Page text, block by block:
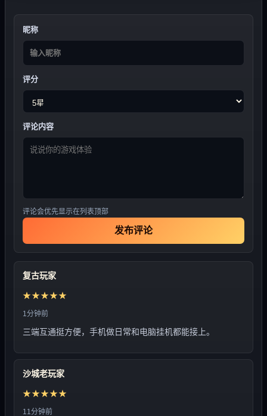
昵称
评分
评论内容
评论会优先显示在列表顶部
发布评论
复古玩家
★★★★★
1分钟前
三端互通挺方便，手机做日常和电脑挂机都能接上。
沙城老玩家
★★★★★
11分钟前